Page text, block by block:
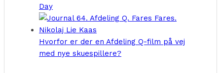
Day
Hvorfor er der en Afdeling Q-film på vej
med nye skuespillere?